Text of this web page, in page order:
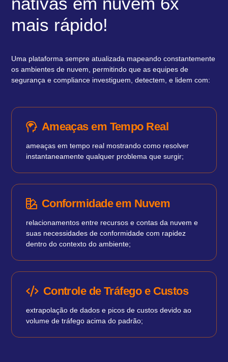
mais rápido!​
Uma plataforma sempre atualizada mapeando constantemente
os ambientes de nuvem, permitindo que as equipes de
segurança e compliance investiguem, detectem, e lidem com:​
Ameaças em Tempo Real
ameaças em tempo real mostrando como resolver
instantaneamente qualquer problema que surgir;
Conformidade em Nuvem
relacionamentos entre recursos e contas da nuvem e
suas necessidades de conformidade com rapidez
dentro do contexto do ambiente;
Controle de Tráfego e Custos
extrapolação de dados e picos de custos devido ao
volume de tráfego acima do padrão;